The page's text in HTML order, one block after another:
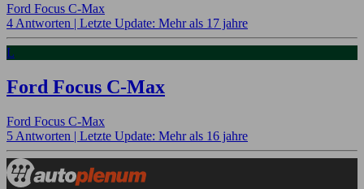
Ford Focus C-Max
4 Antworten | Letzte Update: Mehr als 17 jahre
L
Ford Focus C-Max
Ford Focus C-Max
5 Antworten | Letzte Update: Mehr als 16 jahre